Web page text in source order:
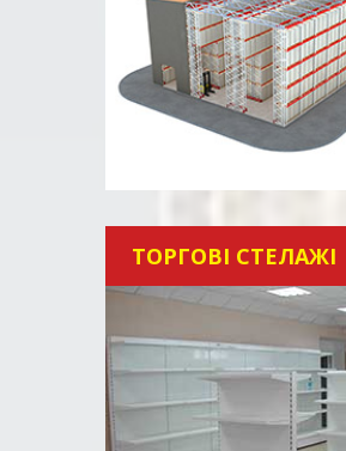
ТОРГОВІ СТЕЛАЖІ